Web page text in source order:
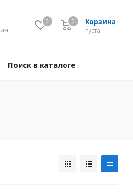
0 Корзина
0
пуста
0
Мой кабинет
Поиск в каталоге